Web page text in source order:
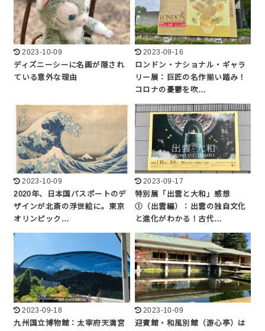
2023-10-09
ディズニーシーに名画が隠され
ている意外な理由
2023-09-16
ロンドン・ナショナル・ギャラ
リー展：巨匠の名作揃い踏み！
コロナの憂鬱を吹…
2023-10-09
2020年、日本国パスポートのデ
ザインが北斎の浮世絵に。東京
オリンピック…
2023-09-17
特別展「出雲と大和」感想
①（出雲編）：出雲の独自文化
と進化がわかる！古代…
2023-09-18
九州国立博物館：太宰府天満宮
2023-10-09
迎賓館・和風別館（游心亭）は